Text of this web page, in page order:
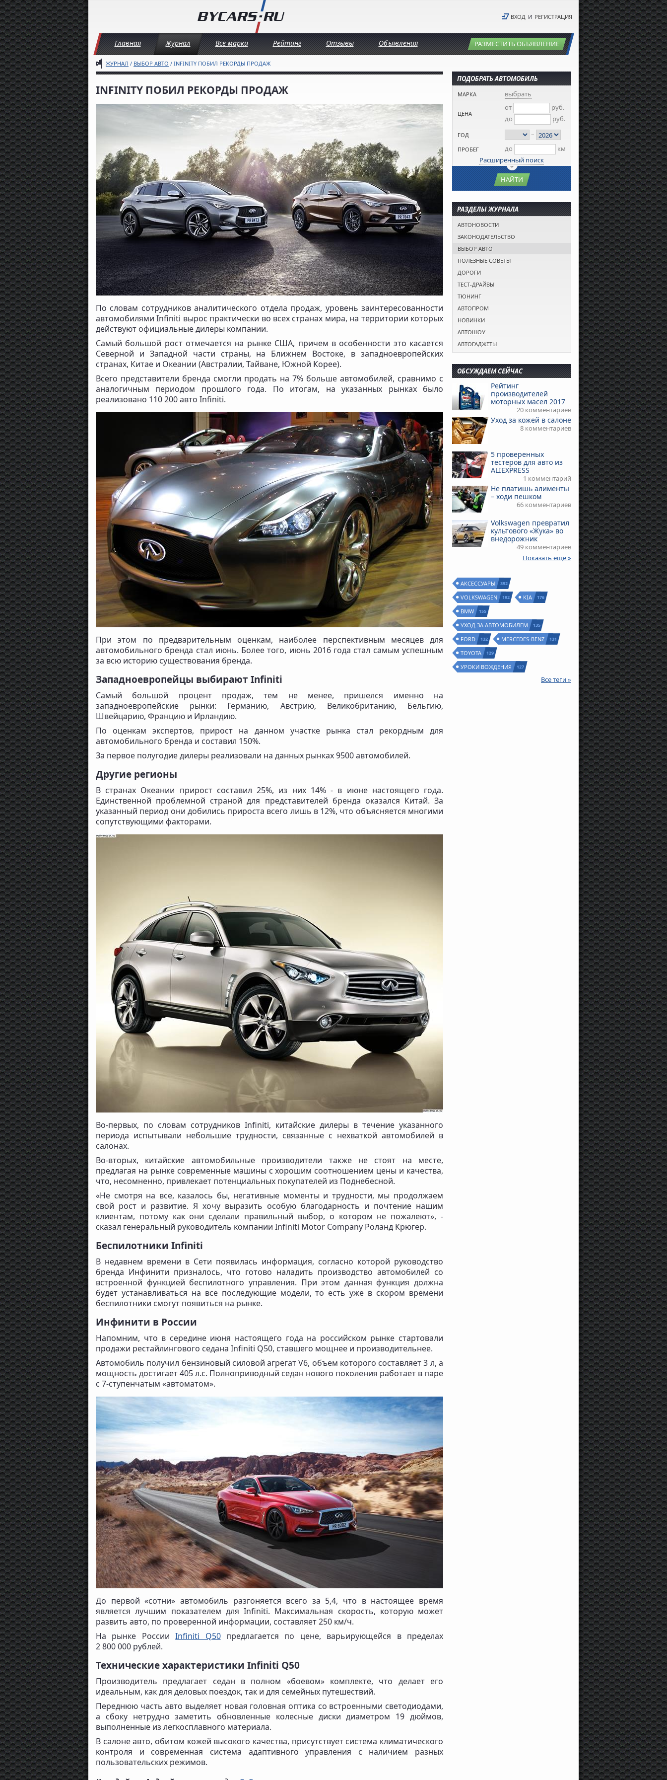
ВХОД И РЕГИСТРАЦИЯ
Главная Журнал Все марки Рейтинг Отзывы Объявления РАЗМЕСТИТЬ ОБЪЯВЛЕНИЕ
ЖУРНАЛ / ВЫБОР АВТО / INFINITY ПОБИЛ РЕКОРДЫ ПРОДАЖ
INFINITY ПОБИЛ РЕКОРДЫ ПРОДАЖ
По словам сотрудников аналитического отдела продаж, уровень заинтересованности
автомобилями Infiniti вырос практически во всех странах мира, на территории которых
действуют официальные дилеры компании.
Самый большой рост отмечается на рынке США, причем в особенности это касается
Северной и Западной части страны, на Ближнем Востоке, в западноевропейских
странах, Китае и Океании (Австралии, Тайване, Южной Корее).
Всего представители бренда смогли продать на 7% больше автомобилей, сравнимо с
аналогичным периодом прошлого года. По итогам, на указанных рынках было
реализовано 110 200 авто Infiniti.
При этом по предварительным оценкам, наиболее перспективным месяцев для
автомобильного бренда стал июнь. Более того, июнь 2016 года стал самым успешным
за всю историю существования бренда.
Западноевропейцы выбирают Infiniti
Самый большой процент продаж, тем не менее, пришелся именно на
западноевропейские рынки: Германию, Австрию, Великобританию, Бельгию,
Швейцарию, Францию и Ирландию.
По оценкам экспертов, прирост на данном участке рынка стал рекордным для
автомобильного бренда и составил 150%.
За первое полугодие дилеры реализовали на данных рынках 9500 автомобилей.
Другие регионы
В странах Океании прирост составил 25%, из них 14% - в июне настоящего года.
Единственной проблемной страной для представителей бренда оказался Китай. За
указанный период они добились прироста всего лишь в 12%, что объясняется многими
сопутствующими факторами.
Во-первых, по словам сотрудников Infiniti, китайские дилеры в течение указанного
периода испытывали небольшие трудности, связанные с нехваткой автомобилей в
салонах.
Во-вторых, китайские автомобильные производители также не стоят на месте,
предлагая на рынке современные машины с хорошим соотношением цены и качества,
что, несомненно, привлекает потенциальных покупателей из Поднебесной.
«Не смотря на все, казалось бы, негативные моменты и трудности, мы продолжаем
свой рост и развитие. Я хочу выразить особую благодарность и почтение нашим
клиентам, потому как они сделали правильный выбор, о котором не пожалеют», -
сказал генеральный руководитель компании Infiniti Motor Company Роланд Крюгер.
Беспилотники Infiniti
В недавнем времени в Сети появилась информация, согласно которой руководство
бренда Инфинити призналось, что готово наладить производство автомобилей со
встроенной функцией беспилотного управления. При этом данная функция должна
будет устанавливаться на все последующие модели, то есть уже в скором времени
беспилотники смогут появиться на рынке.
Инфинити в России
Напомним, что в середине июня настоящего года на российском рынке стартовали
продажи рестайлингового седана Infiniti Q50, ставшего мощнее и производительнее.
Автомобиль получил бензиновый силовой агрегат V6, объем которого составляет 3 л, а
мощность достигает 405 л.с. Полноприводный седан нового поколения работает в паре
с 7-ступенчатым «автоматом».
До первой «сотни» автомобиль разгоняется всего за 5,4, что в настоящее время
является лучшим показателем для Infiniti. Максимальная скорость, которую может
развить авто, по проверенной информации, составляет 250 км/ч.
На рынке РоссииInfiniti Q50предлагается по цене, варьирующейся в пределах
2 800 000 рублей.
Технические характеристики Infiniti Q50
Производитель предлагает седан в полном «боевом» комплекте, что делает его
идеальным, как для деловых поездок, так и для семейных путешествий.
Переднюю часть авто выделяет новая головная оптика со встроенными светодиодами,
а сбоку нетрудно заметить обновленные колесные диски диаметром 19 дюймов,
выполненные из легкосплавного материала.
В салоне авто, обитом кожей высокого качества, присутствует система климатического
контроля и современная система адаптивного управления с наличием разных
пользовательских режимов.
ПОДОБРАТЬ АВТОМОБИЛЬ
МАРКА выбрать
ЦЕНА
от
руб.
до
руб.
ГОД –
ПРОБЕГ до
км
Расширенный поиск
НАЙТИ
РАЗДЕЛЫ ЖУРНАЛА
АВТОНОВОСТИ
ЗАКОНОДАТЕЛЬСТВО
ВЫБОР АВТО
ПОЛЕЗНЫЕ СОВЕТЫ
ДОРОГИ
ТЕСТ-ДРАЙВЫ
ТЮНИНГ
АВТОПРОМ
НОВИНКИ
АВТОШОУ
АВТОГАДЖЕТЫ
ОБСУЖДАЕМ СЕЙЧАС
Рейтинг
производителей
моторных масел 2017
20 комментариев
Уход за кожей в салоне
8 комментариев
5 проверенных
тестеров для авто из
ALIEXPRESS
1 комментарий
Не платишь алименты
– ходи пешком
66 комментариев
Volkswagen превратил
культового «Жука» во
внедорожник
49 комментариев
Показать ещё »
АКСЕССУАРЫ 392
VOLKSWAGEN 192 KIA 176
BMW 155
УХОД ЗА АВТОМОБИЛЕМ 135
FORD 132 MERCEDES-BENZ 131
TOYOTA 129
УРОКИ ВОЖДЕНИЯ 127
Все теги »